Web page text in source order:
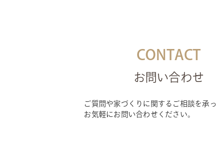
CONTACT
お問い合わせ
ご質問や家づくりに関するご相談を承
お気軽にお問い合わせください。